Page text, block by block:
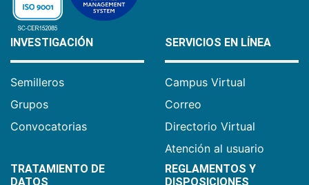
INVESTIGACIÓN
Semilleros
Grupos
Convocatorias
SERVICIOS EN LÍNEA
Campus Virtual
Correo
Directorio Virtual
Atención al usuario
TRATAMIENTO DE
DATOS
REGLAMENTOS Y
DISPOSICIONES